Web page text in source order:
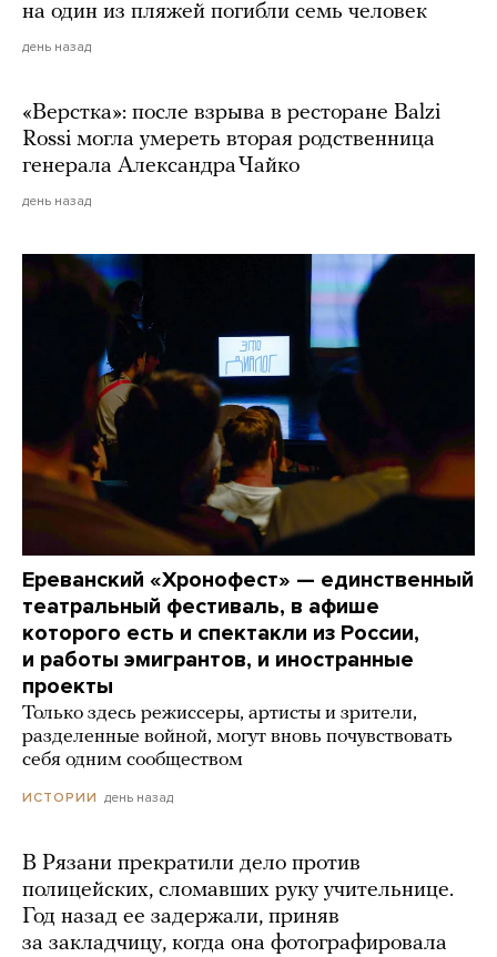
на один из пляжей погибли семь человек
день назад
«Верстка»: после взрыва в ресторане Balzi
Rossi могла умереть вторая родственница
генерала Александра Чайко
день назад
Ереванский «Хронофест» — единственный
театральный фестиваль, в афише
которого есть и спектакли из России,
и работы эмигрантов, и иностранные
проекты
Только здесь режиссеры, артисты и зрители,
разделенные войной, могут вновь почувствовать
себя одним сообществом
ИСТОРИИ день назад
В Рязани прекратили дело против
полицейских, сломавших руку учительнице.
Год назад ее задержали, приняв
за закладчицу, когда она фотографировала